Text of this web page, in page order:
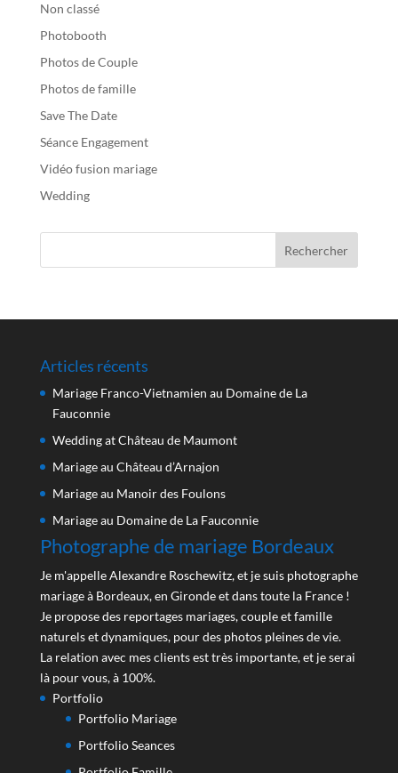
Non classé
Photobooth
Photos de Couple
Photos de famille
Save The Date
Séance Engagement
Vidéo fusion mariage
Wedding
Articles récents
Mariage Franco-Vietnamien au Domaine de La
Fauconnie
Wedding at Château de Maumont
Mariage au Château d’Arnajon
Mariage au Manoir des Foulons
Mariage au Domaine de La Fauconnie
Photographe de mariage Bordeaux
Je m'appelle Alexandre Roschewitz, et je suis photographe
mariage à Bordeaux, en Gironde et dans toute la France !
Je propose des reportages mariages, couple et famille
naturels et dynamiques, pour des photos pleines de vie.
La relation avec mes clients est très importante, et je serai
là pour vous, à 100%.
Portfolio
Portfolio Mariage
Portfolio Seances